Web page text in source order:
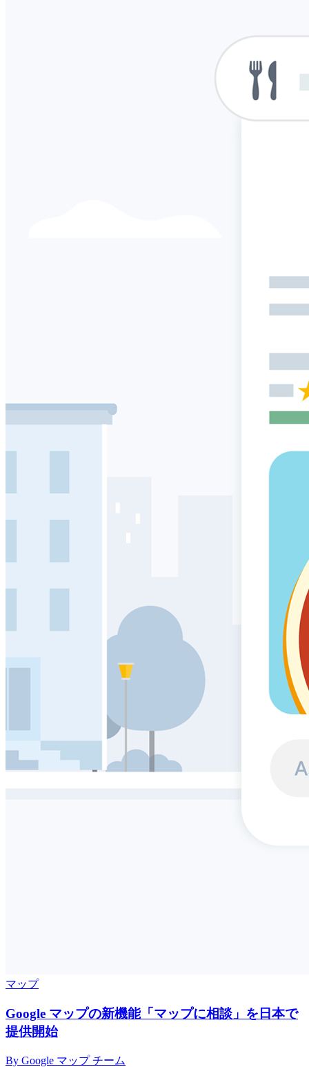
マップ
Google マップの新機能「マップに相談」を日本で
提供開始
By Google マップ チーム